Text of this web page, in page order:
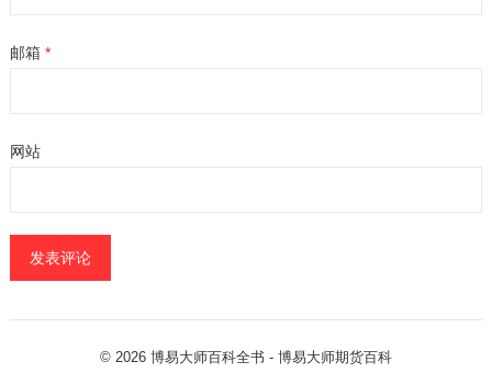
邮箱 *
网站
© 2026 博易大师百科全书 - 博易大师期货百科